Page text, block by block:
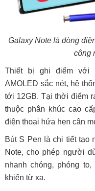
Galaxy Note là dòng
công
Thiết bị ghi điểm với
AMOLED sắc nét, hệ
tới 12GB. Tại thời điểm
thuộc phân khúc cao
điện thoại hứa hẹn cân
Bút S Pen là chi tiết tạo
Note, cho phép người
nhanh chóng, phóng
khiển từ xa.